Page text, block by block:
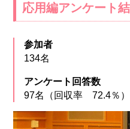
応用編アンケート
参加者
134名
アンケート回答数
97名（回収率 72.4％）